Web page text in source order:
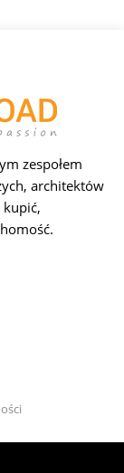
zespołem
architektów